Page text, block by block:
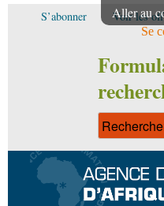
Aller au
S’abonner Voir les
Se